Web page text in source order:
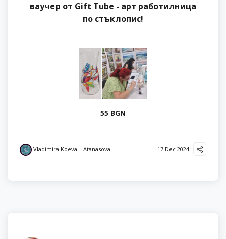
ваучер от Gift Tube - арт работилница
по стъклопис!
55 BGN
Vladimira Koeva – Atanasova 17 Dec 2024